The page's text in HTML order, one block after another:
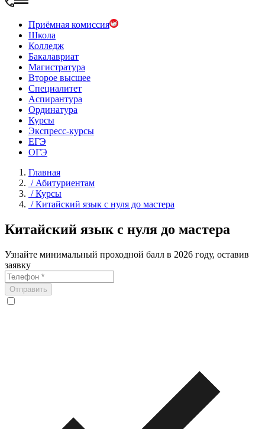
Приёмная комиссия
Школа
Колледж
Бакалавриат
Магистратура
Второе высшее
Специалитет
Аспирантура
Ординатура
Курсы
Экспресс-курсы
ЕГЭ
ОГЭ
Главная
/Абитуриентам
/Курсы
/Китайский язык с нуля до мастера
Китайский язык с нуля до мастера
Узнайте минимальный проходной балл в 2026 году, оставив
заявку
Отправить